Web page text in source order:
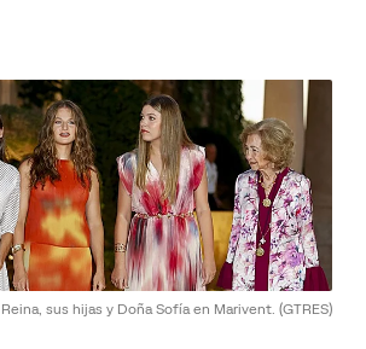
Reina, sus hijas y Doña Sofía en Marivent. (GTRES)